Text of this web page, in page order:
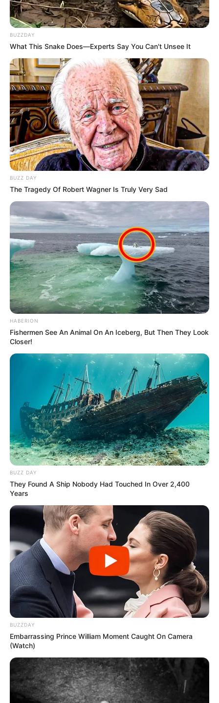
BUZZDAY
What This Snake Does—Experts Say You Can't Unsee It
BUZZ DAY
The Tragedy Of Robert Wagner Is Truly Very Sad
HABERION
Fishermen See An Animal On An Iceberg, But Then They Look
Closer!
BUZZ DAY
They Found A Ship Nobody Had Touched In Over 2,400
Years
BUZZDAY
Embarrassing Prince William Moment Caught On Camera
(Watch)